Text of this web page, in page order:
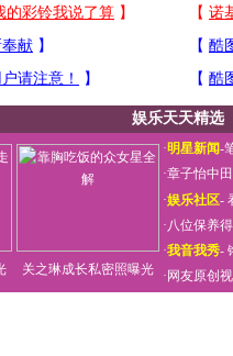
娱乐天天精选
关之琳成长私密照曝光
·明星新闻-
·章子怡中
·娱乐社区-
·八位保养
·我音我秀-
· 网友原创